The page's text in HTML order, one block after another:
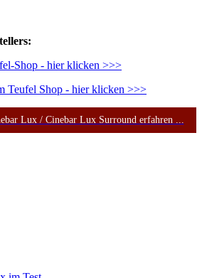
Shop - hier klicken >>>
Teufel Shop - hier klicken >>>
Lux / Cinebar Lux Surround erfahren ...